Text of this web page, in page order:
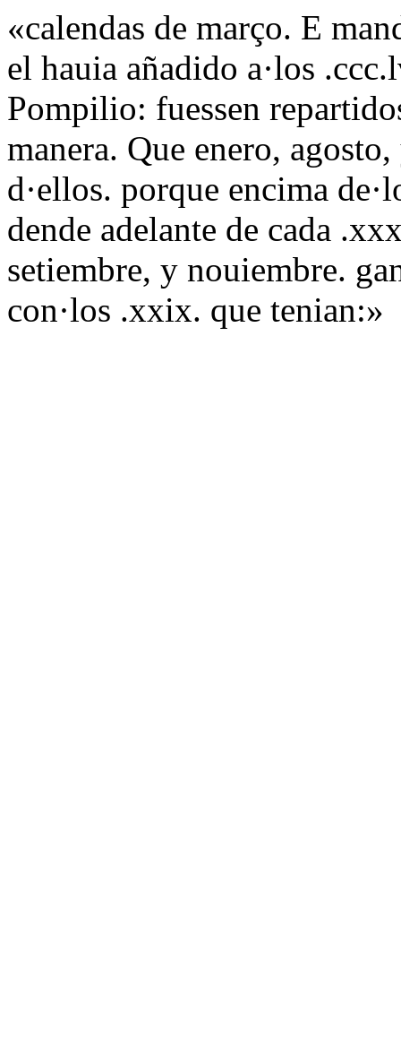
«calendas de março. E
el hauia añadido a·los
Pompilio: fuessen
manera. Que enero,
d·ellos. porque encima
dende adelante de cada
setiembre, y nouiembre.
con·los .xxix. que tenian:»